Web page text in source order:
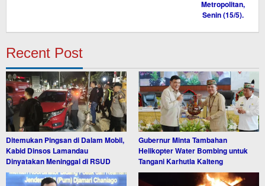
Recent Post
Ditemukan Pingsan di Dalam Mobil,
Kabid Dinsos Lamandau
Dinyatakan Meninggal di RSUD
Gubernur Minta Tambahan
Helikopter Water Bombing untuk
Tangani Karhutla Kalteng